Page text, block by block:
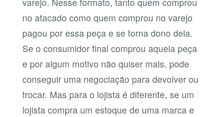
no atacado como quem comprou no varejo
pagou por essa peça e se torna dono dela.
Se o consumidor final comprou aquela peça
e por algum motivo não quiser mais, pode
conseguir uma negociação para devolver ou
trocar. Mas para o lojista é diferente, se um
lojista compra um estoque de uma marca e